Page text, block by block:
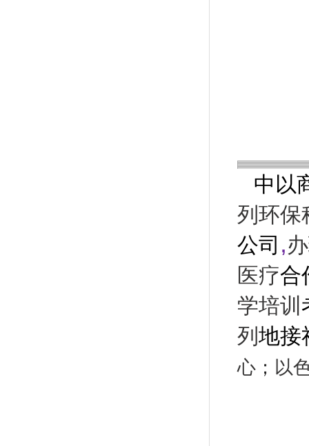
中以
列环保
公司 ,
医疗合
学培训
列 地接
心 ； 以